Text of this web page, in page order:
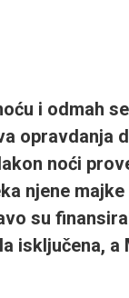
i odmah
opravdanja
noći
njene majke
su
isključena, a